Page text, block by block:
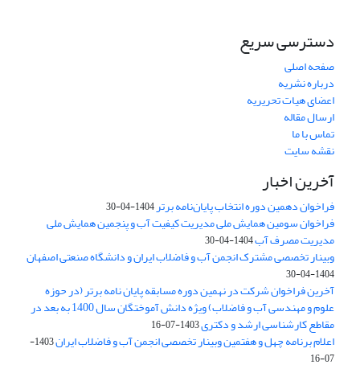
دسترسی سریع
صفحه اصلی
درباره نشریه
اعضای هیات تحریریه
ارسال مقاله
تماس با ما
نقشه سایت
آخرین اخبار
فراخوان دهمین دوره انتخاب پایان‌نامه برتر1404-04-30
فراخوان سومین همایش ملی مدیریت کیفیت آب و پنجمین همایش ملی
مدیریت مصرف آب1404-04-30
وبینار تخصصی مشترک انجمن آب و فاضلاب ایران و دانشگاه صنعتی اصفهان
1404-04-30
آخرین فراخوان شرکت در نهمین دوره مسابقه پایان نامه برتر (در حوزه
علوم و مهندسی آب و فاضلاب) ویژه دانش آموختگان سال 1400 به بعد در
مقاطع کارشناسی ارشد و دکتری1403-07-16
اعلام برنامه چهل و هفتمین وبینار تخصصی انجمن آب و فاضلاب ایران
1403-
07-16